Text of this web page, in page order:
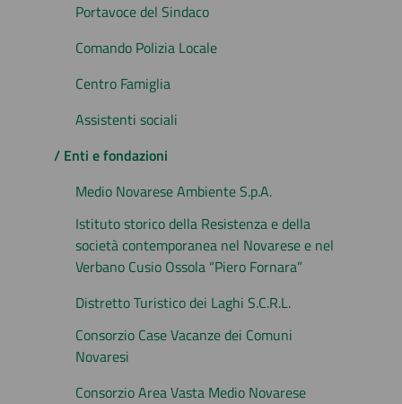
Portavoce del Sindaco
Comando Polizia Locale
Centro Famiglia
Assistenti sociali
/ Enti e fondazioni
Medio Novarese Ambiente S.p.A.
Istituto storico della Resistenza e della
società contemporanea nel Novarese e nel
Verbano Cusio Ossola “Piero Fornara”
Distretto Turistico dei Laghi S.C.R.L.
Consorzio Case Vacanze dei Comuni
Novaresi
Consorzio Area Vasta Medio Novarese